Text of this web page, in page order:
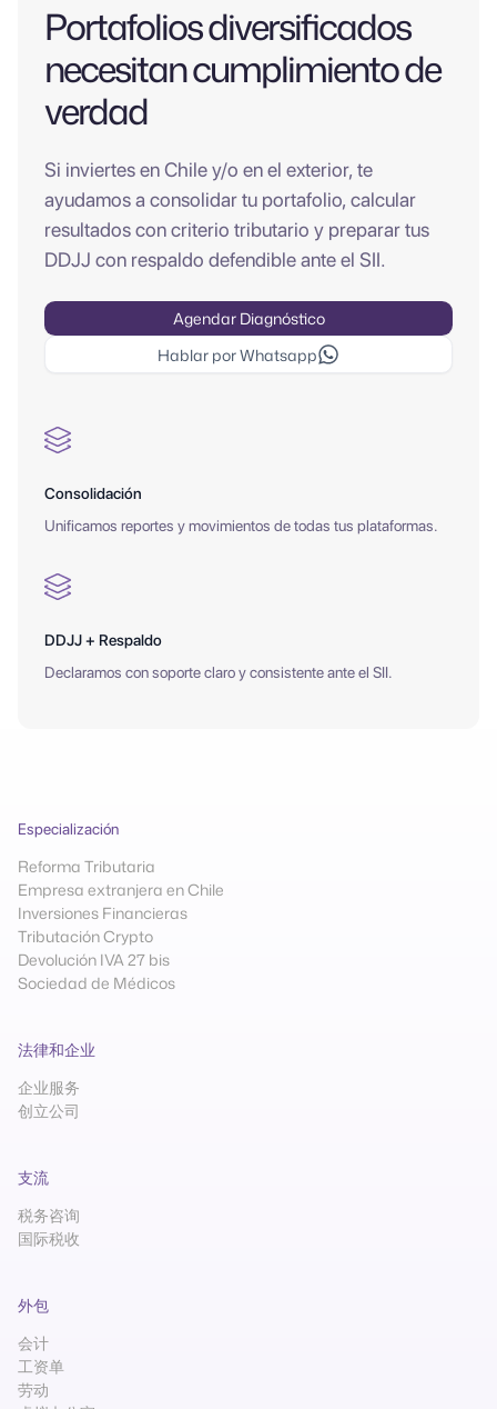
Portafolios diversificados
necesitan cumplimiento de
verdad
Si inviertes en Chile y/o en el exterior, te
ayudamos a consolidar tu portafolio, calcular
resultados con criterio tributario y preparar tus
DDJJ con respaldo defendible ante el SII.
Agendar Diagnóstico
Hablar por Whatsapp
Consolidación
Unificamos reportes y movimientos de todas tus plataformas.
DDJJ + Respaldo
Declaramos con soporte claro y consistente ante el SII.
Especialización
Reforma Tributaria
Empresa extranjera en Chile
Inversiones Financieras
Tributación Crypto
Devolución IVA 27 bis
Sociedad de Médicos
法律和企业
企业服务
创立公司
支流
税务咨询
国际税收
外包
会计
工资单
劳动